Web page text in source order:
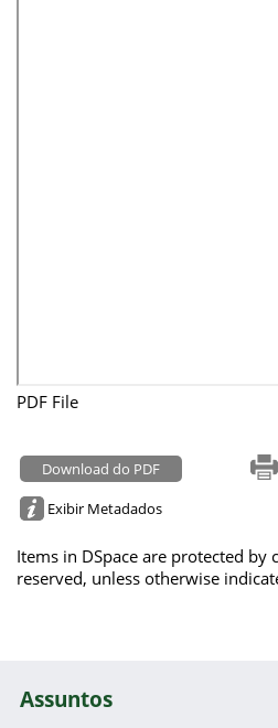
PDF File
Download do PDF
Exibir Metadados
Items in DSpace are protected
reserved, unless otherwise
Assuntos